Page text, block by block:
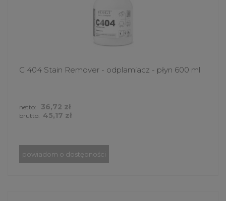
C 404 Stain Remover - odplamiacz - płyn 600 ml
brutto: 45,17 zł
netto: 36,72 zł
powiadom o dostępności